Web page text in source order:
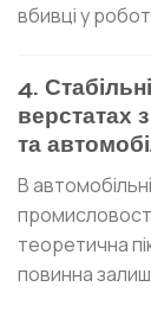
вбивці у
4.
верстатах
та
В
теоретична
повинна